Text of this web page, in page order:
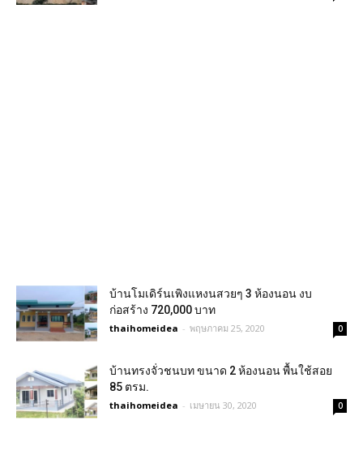
บ้านโมเดิร์นเพิงแหงนสวยๆ 3 ห้องนอน งบ
ก่อสร้าง 720,000 บาท
thaihomeidea - พฤษภาคม 25, 2020 0
บ้านทรงจั่วชนบท ขนาด 2 ห้องนอน พื้นใช้สอย
85 ตรม.
thaihomeidea - เมษายน 30, 2020 0